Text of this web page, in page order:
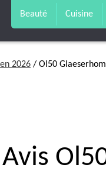
Beauté Cuisine
2026 / Ol50
Avis